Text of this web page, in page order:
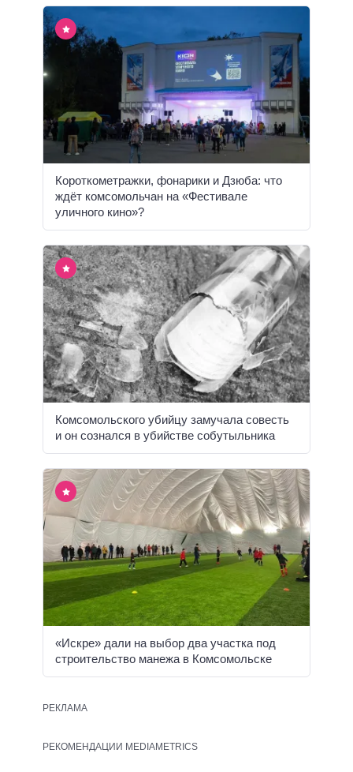
Короткометражки, фонарики и Дзюба: что
ждёт комсомольчан на «Фестивале
уличного кино»?
Комсомольского убийцу замучала совесть
и он сознался в убийстве собутыльника
«Искре» дали на выбор два участка под
строительство манежа в Комсомольске
РЕКЛАМА
РЕКОМЕНДАЦИИ MEDIAMETRICS